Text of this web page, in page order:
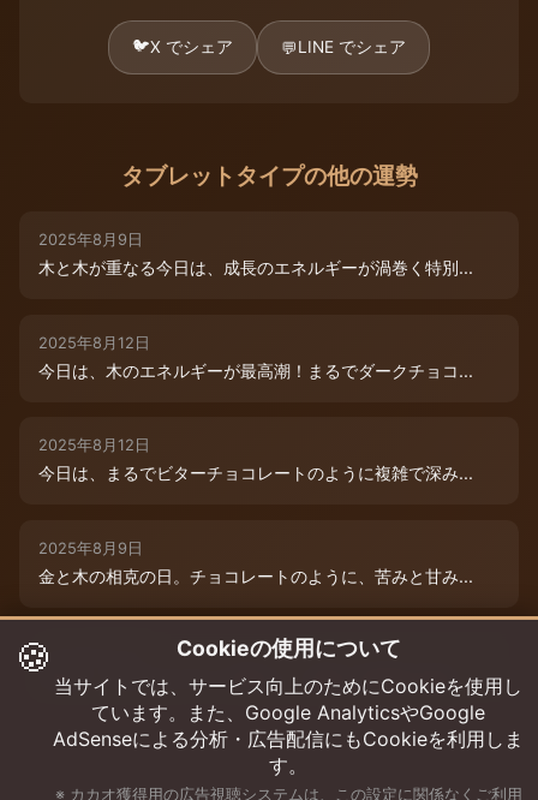
🐦X でシェア 💬LINE でシェア
タブレットタイプの他の運勢
2025年8月9日
木と木が重なる今日は、成長のエネルギーが渦巻く特別...
2025年8月12日
今日は、木のエネルギーが最高潮！まるでダークチョコ...
2025年8月12日
今日は、まるでビターチョコレートのように複雑で深み...
2025年8月9日
金と木の相克の日。チョコレートのように、苦みと甘み...
2025年8月12日
本日は、木のエネルギーが重なり、成長と可能性の扉が...
🍪 Cookieの使用について
当サイトでは、サービス向上のためにCookieを使用し
ています。また、Google AnalyticsやGoogle
AdSenseによる分析・広告配信にもCookieを利用しま
す。
※ カカオ獲得用の広告視聴システムは、この設定に関係なくご利用